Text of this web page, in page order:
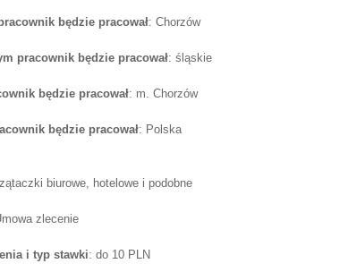
będzie pracował: Chorzów
pracownik będzie pracował: śląskie
będzie pracował: m. Chorzów
będzie pracował: Polska
biurowe, hotelowe i podobne
zlecenie
i typ stawki: do 10 PLN